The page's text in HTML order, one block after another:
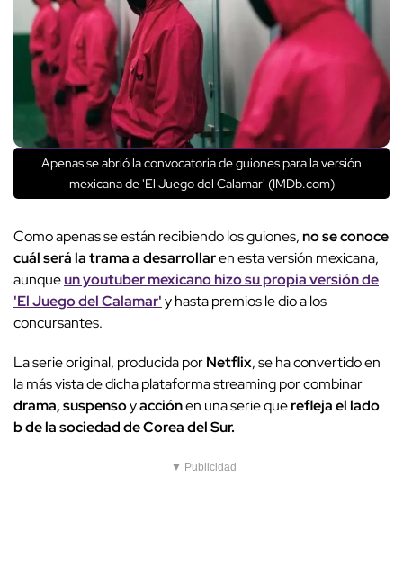
Apenas se abrió la convocatoria de guiones para la versión
mexicana de 'El Juego del Calamar' (IMDb.com)
Como apenas se están recibiendo los guiones,no se conoce
cuál será la trama a desarrollaren esta versión mexicana,
aunqueun youtuber mexicano hizo su propia versión de
'El Juego del Calamar'y hasta premios le dio a los
concursantes.
La serie original, producida porNetflix, se ha convertido en
la más vista de dicha plataforma streaming por combinar
drama, suspensoyacciónen una serie querefleja el lado
b de la sociedad de Corea del Sur.
▼ Publicidad